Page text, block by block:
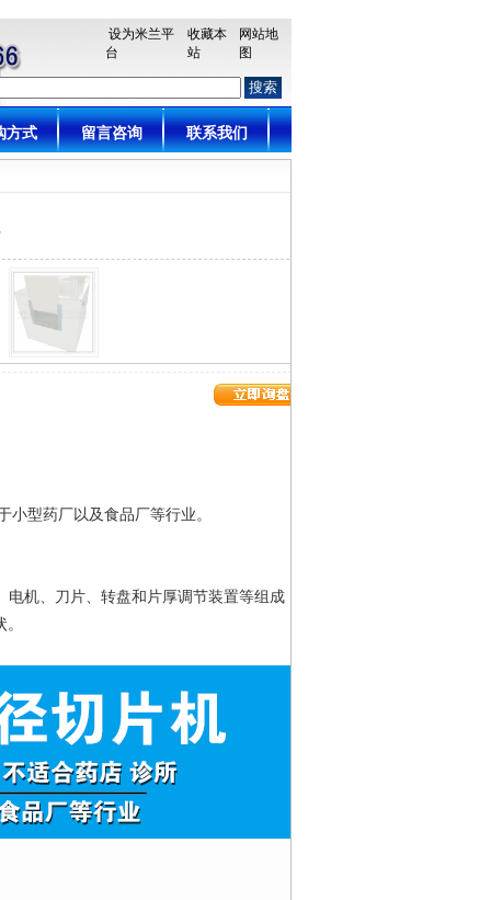
设为米兰平
台
收藏本
站
网站地
图
方式 留言咨询 联系我们
小型药厂以及食品厂等行业。
机、刀片、转盘和片厚调节装置等组成，